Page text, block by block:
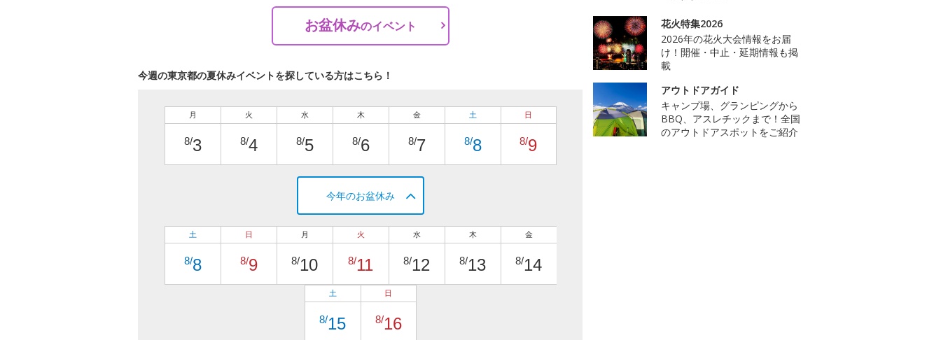
お盆休みのイベント
今週の東京都の夏休みイベントを探している方はこちら！
月
8/3
火
8/4
水
8/5
木
8/6
金
8/7
土
8/8
日
8/9
今年のお盆休み
土
8/8
日
8/9
月
8/10
火
8/11
水
8/12
木
8/13
金
8/14
土
8/15
日
8/16
花火特集2026
2026年の花火大会情報をお届
け！開催・中止・延期情報も掲
載
アウトドアガイド
キャンプ場、グランピングから
BBQ、アスレチックまで！全国
のアウトドアスポットをご紹介